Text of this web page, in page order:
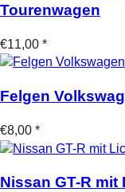
Tourenwagen
€11,00 *
Felgen
€8,00 *
Nissan GT-R